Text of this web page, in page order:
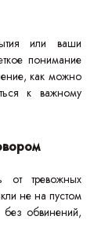
или ваши
понимание
как можно
к важному
от тревожных
не на пустом
обвинений,